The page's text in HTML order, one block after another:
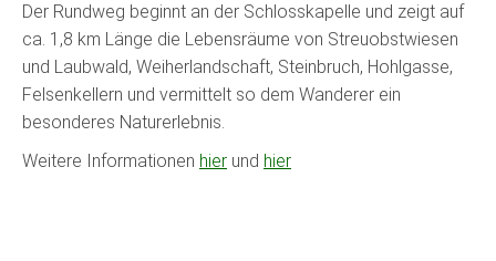
Der Rundweg beginnt an der Schlosskapelle und zeigt auf
ca. 1,8 km Länge die Lebensräume von Streuobstwiesen
und Laubwald, Weiherlandschaft, Steinbruch, Hohlgasse,
Felsenkellern und vermittelt so dem Wanderer ein
besonderes Naturerlebnis.
Weitere Informationen hier und hier